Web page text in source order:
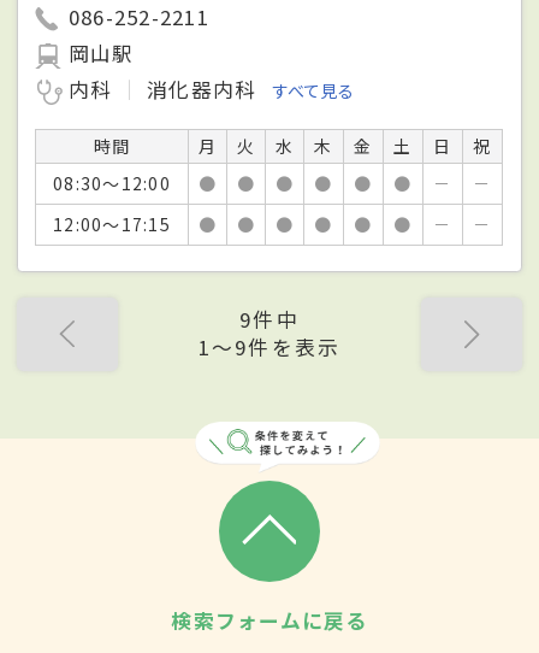
086-252-2211
岡山駅
内科
消化器内科 すべて見る
時間 月 火 水 木 金 土 日
祝
08:30～12:00
● ● ● ● ● ● －
－
12:00～17:15
● ● ● ● ● ● － －
9件中
1〜9件を表示
検索フォームに戻る